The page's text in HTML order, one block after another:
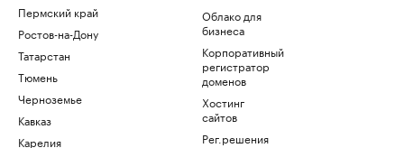
Пермский край
Ростов-на-Дону
Татарстан
Тюмень
Черноземье
Кавказ
Карелия
Облако для
бизнеса
Корпоративный
регистратор
доменов
Хостинг
сайтов
Рег.решения